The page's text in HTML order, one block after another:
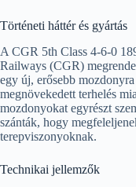
Történeti háttér és gyártás
A CGR 5th Class 4-6-0
Railways (CGR)
egy új, erősebb
megnövekedett terhelés
mozdonyokat egyrészt
szánták, hogy
terepviszonyoknak.
Technikai jellemzők